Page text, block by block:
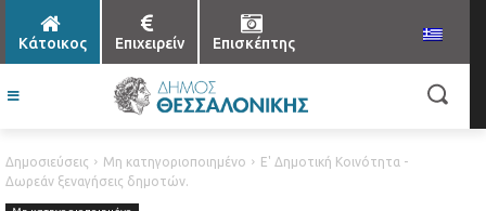
Κάτοικος Επιχειρείν Επισκέπτης
Δημοσιεύσεις Μη κατηγοριοποιημένο
Ε' Δημοτική Κοινότητα -
Δωρεάν ξεναγήσεις δημοτών.